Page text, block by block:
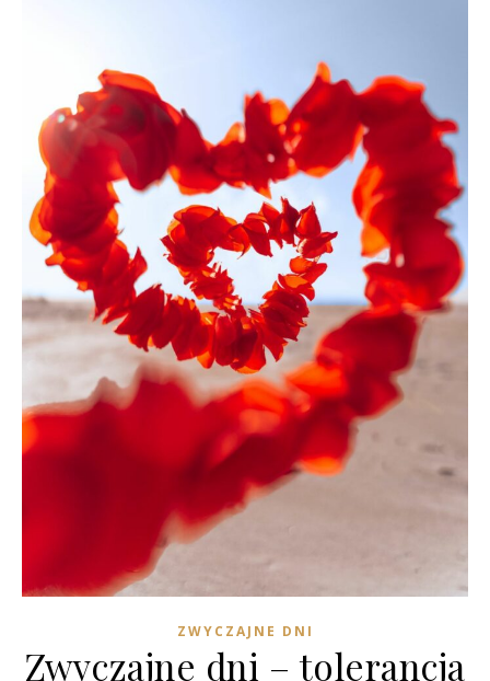
ZWYCZAJNE DNI
Zwyczajne dni – tolerancja